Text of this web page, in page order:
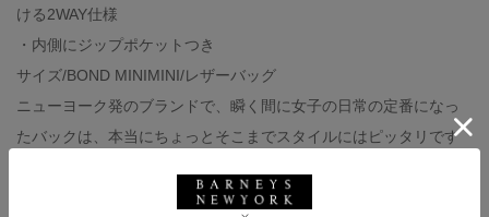
ける2WAY仕様
・内側にジップポケットつき
サイズ/BOND MINIMINI/レザーバッグ
ニューヨーク発のブランドで、瞬く間に女子の日常の定番になっ
たバックは、本当にちょっとそこまでスタイルにはピッタリです